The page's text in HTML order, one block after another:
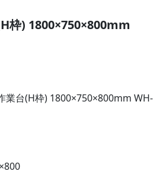
枠) 1800×750×800mm
業台(H枠) 1800×750×800mm WH-